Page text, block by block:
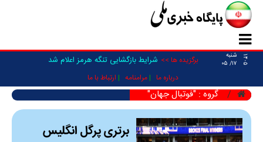
۱۴۰۵
شنبه
۱۷/ ۰۵
برگزیده ها >> شرایط بازگشایی تنگه هرمز اعلام شد
درباره ما مرامنامه ارتباط با ما
گروه : "فوتبال جهان"
برتری پرگل انگلیس